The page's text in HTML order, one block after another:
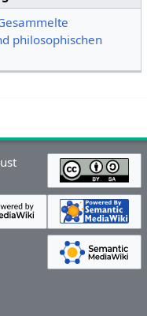
philosophischen